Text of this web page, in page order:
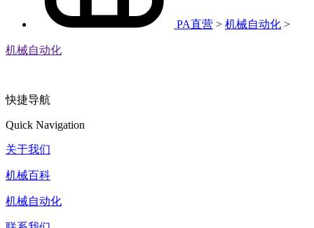
PA直营 > 机械自动化 >
机械自动化
快捷导航
Quick Navigation
关于我们
机械百科
机械自动化